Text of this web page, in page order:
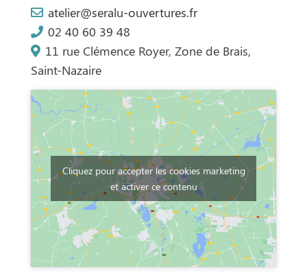
atelier@seralu-ouvertures.fr
02 40 60 39 48
11 rue Clémence Royer, Zone de Brais,
Saint-Nazaire
Cliquez pour accepter les cookies marketing
et activer ce contenu